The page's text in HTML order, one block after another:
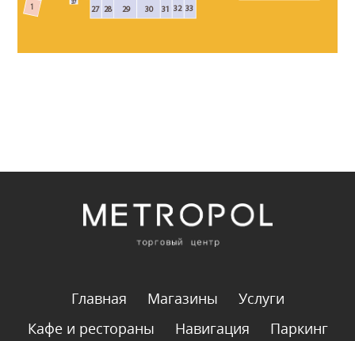
Главная Магазины
Услуги
Кафе и рестораны
Навигация Паркинг